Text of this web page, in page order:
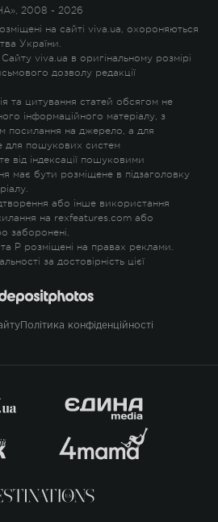
2008 - 2026
на сайті viva.ua, охороняються
України.
viva.ua в оригінальному розмірі
дозволу редакції
та цитування статей обсягом не
інформаційного матеріалу, з
посилання на джерело, а для
для пошукових систем
від індексації пошуковими
має бути розміщене в підзаголовку
або інше використання
на rexfeatures.com або
заборонені.
та P розміщені на правах реклами.
за достовірність цієї
Політика конфіденційності